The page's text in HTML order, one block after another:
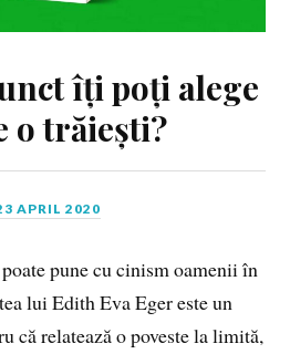
îți poți alege
o trăiești?
APRIL 2020
pune cu cinism oamenii în
lui Edith Eva Eger este un
că relatează o poveste la limită,